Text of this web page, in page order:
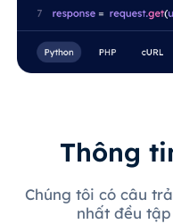
Thông
Chúng tôi có câu
nhất đều